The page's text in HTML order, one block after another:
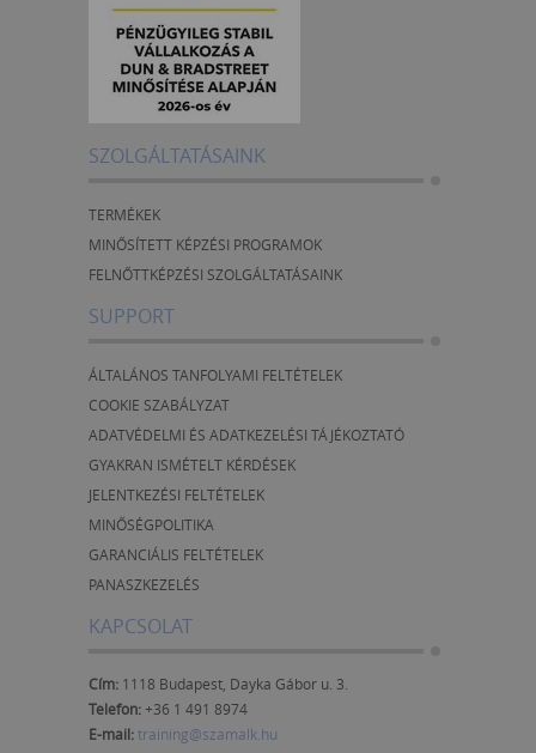
SZOLGÁLTATÁSAINK
TERMÉKEK
MINŐSÍTETT KÉPZÉSI PROGRAMOK
FELNŐTTKÉPZÉSI SZOLGÁLTATÁSAINK
SUPPORT
ÁLTALÁNOS TANFOLYAMI FELTÉTELEK
COOKIE SZABÁLYZAT
ADATVÉDELMI ÉS ADATKEZELÉSI TÁJÉKOZTATÓ
GYAKRAN ISMÉTELT KÉRDÉSEK
JELENTKEZÉSI FELTÉTELEK
MINŐSÉGPOLITIKA
GARANCIÁLIS FELTÉTELEK
PANASZKEZELÉS
KAPCSOLAT
Cím: 1118 Budapest, Dayka Gábor u. 3.
Telefon:+36 1 491 8974
E-mail:training@szamalk.hu